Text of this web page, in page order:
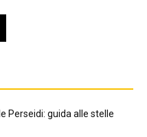
Perseidi: guida alle stelle